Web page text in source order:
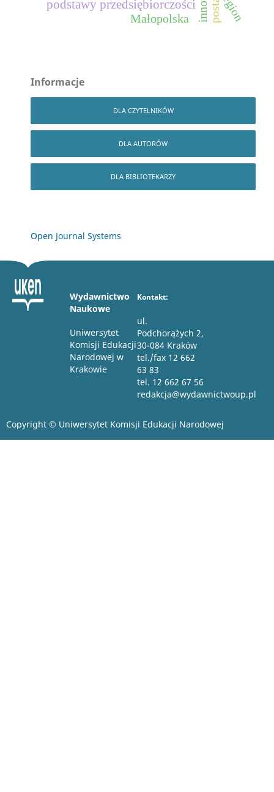
podstawy przedsiębiorczości
Małopolska
Informacje
DLA CZYTELNIKÓW
DLA AUTORÓW
DLA BIBLIOTEKARZY
Open Journal Systems
Wydawnictwo
Naukowe
Uniwersytet
Komisji Edukacji
Narodowej w
Krakowie
Kontakt:
ul.
Podchorążych 2,
30-084 Kraków
tel./fax 12 662
63 83
tel. 12 662 67 56
redakcja@wydawnictwoup.pl
Copyright © Uniwersytet Komisji Edukacji Narodowej